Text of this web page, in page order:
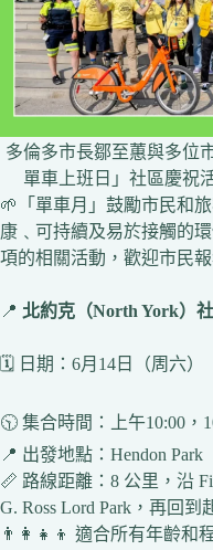
多倫多市長鄒至蕙與多位
單車上班日」社區慶祝
🌱「單車月」鼓勵市民和
康﹑可持續及易於接觸的
項的相關活動，歡迎市民報
📍 北約克（North York）
🗓️ 日期：6月14日（周六）
🕥 集合時間：上午10:00，
📍 出發地點：Hendon Park
📏 路線距離：8 公里，沿
G. Ross Lord Park，再回到
👨‍👩‍👧‍👦 適合所有年齡和